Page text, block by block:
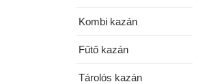
Kombi kazán
Fűtő kazán
Tárolós kazán